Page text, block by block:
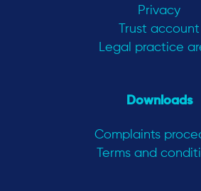
Privacy
Trust account
Legal practice
Downloads
Complaints
Terms and